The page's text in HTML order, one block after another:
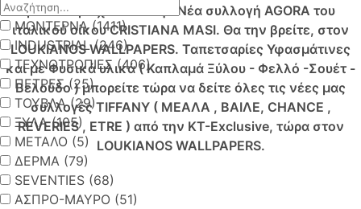
μόνο περιέχονται στην Νέα συλλογή AGORA του
ιταλικού οίκου CRISTIANA MASI. Θα την βρείτε, στον
LOUKIANOS WALLPAPERS. Ταπετσαρίες Υφασμάτινες
και με Φυσικά υλικά ( Καπλαμά Ξύλου - Φελλό -Σουέτ -
Βελούδο ) μπορείτε τώρα να δείτε όλες τις νέες μας
συλλογές TIFFANY ( ΜΕΑΛΑ , ΒΑΙΛΕ, CHANCE ,
REVERIES , ETRE ) από την KT-Exclusive, τώρα στον
LOUKIANOS WALLPAPERS.
ΜΟΝΤΕΡΝΑ (1411)
INDUSTRIAL (246)
ΤΕΧΝΟΤΡΟΠΙΕΣ (406)
ΠΕΤΡΕΣ (25)
ΤΟΥΒΛΑ (29)
ΞΥΛΑ (105)
ΜΕΤΑΛΟ (5)
ΔΕΡΜΑ (79)
SEVENTIES (68)
ΑΣΠΡΟ-ΜΑΥΡΟ (51)